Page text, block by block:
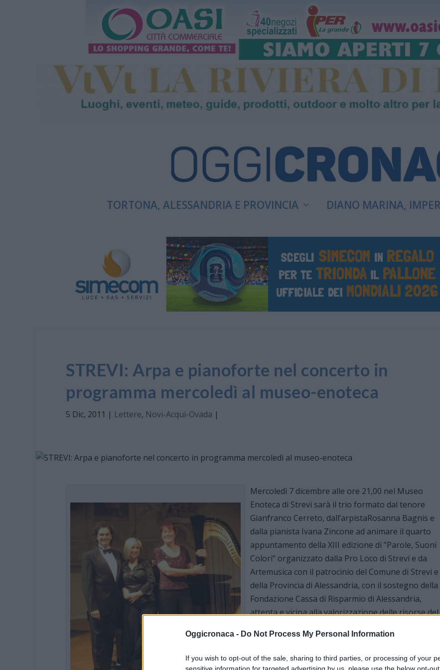
Oggicronaca - Do Not Process My Personal Information
If you wish to opt-out of the sale, sharing to third parties, or processing of your
TORTONA, ALESSANDRIA E PROVINCIA DIANO MARINA,
STREVI: Arpa e pianoforte nel concerto in
programma mercoledì al museo-enoteca
5 Dic, 2011 | Lettere, Novi-Acqui-Ovada |
Mercoledì 7 dicembre alle ore 21,00 nel Museo
Enoteca di Strevi sarà il trio formato dal tenore
Gianfranco Cerreto, dall’arpistaRosanna Bagnis e
dalla pianista Ivana Zincone ad animare il quarto
appuntamento della XIII edizione di ”Parole, Suoni
Colori” organizzato dalla Pro Loco di Strevi e da
Artemusica con il patrocinio del Comune di Strevi e
della Provincia di Alessandria, con il sostegno della
Fondazione Cassa di Risparmio di Alessandria,
attenta e vicina alla valorizzazione delle risorse del
d’autore classica italiana e straniera proposto da